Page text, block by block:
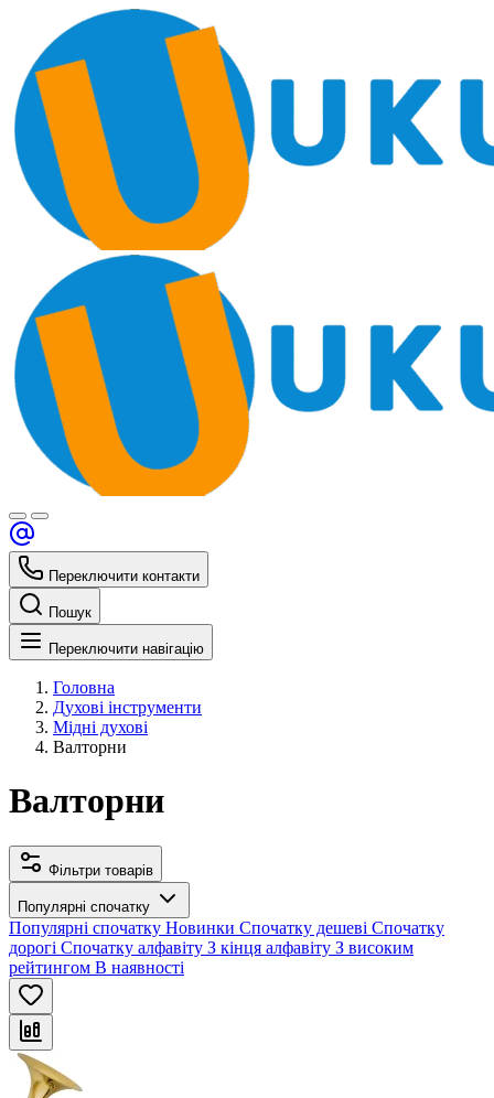
Переключити контакти
Пошук
Переключити навігацію
Головна
Духові інструменти
Мідні духові
Валторни
Валторни
Фільтри товарів
Популярні спочатку
Популярні спочатку Новинки Спочатку дешеві Спочатку
дорогі Спочатку алфавіту З кінця алфавіту З високим
рейтингом В наявності